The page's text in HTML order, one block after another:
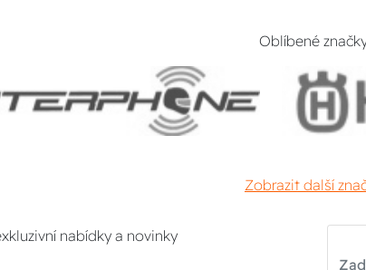
Oblíbené
Zobrazit další
nabídky a novinky